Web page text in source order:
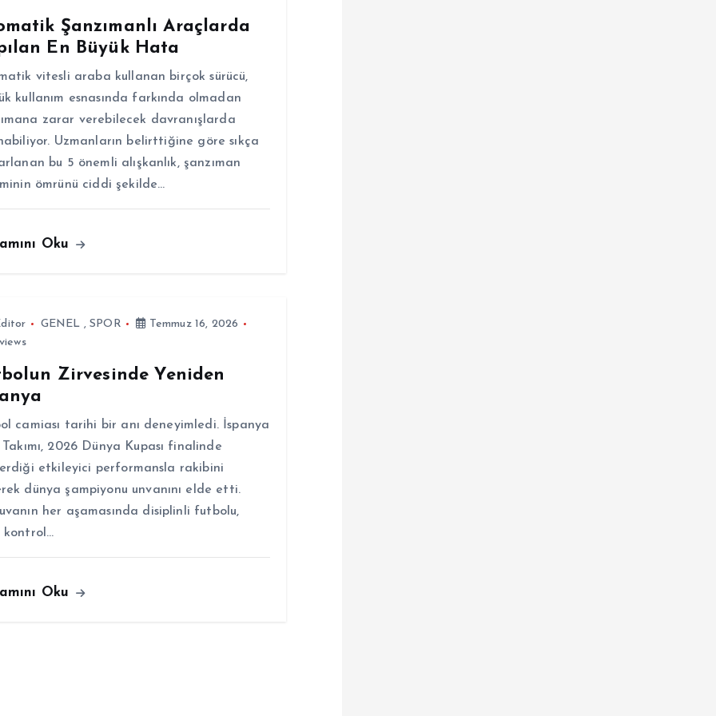
Şanzımanlı Araçlarda
En Büyük Hata
vitesli araba kullanan birçok sürücü,
kullanım esnasında farkında olmadan
zarar verebilecek davranışlarda
Uzmanların belirttiğine göre sıkça
bu 5 önemli alışkanlık, şanzıman
ömrünü ciddi şekilde…
Oku
GENEL ,SPOR
Temmuz 16, 2026
Zirvesinde Yeniden
camiası tarihi bir anı deneyimledi. İspanya
2026 Dünya Kupası finalinde
etkileyici performansla rakibini
dünya şampiyonu unvanını elde etti.
her aşamasında disiplinli futbolu,
kontrol…
Oku